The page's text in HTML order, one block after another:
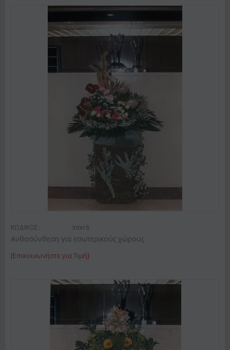
ΚΩΔΙΚΟΣ: Inter8
Ανθοσύνθεση για εσωτερικούς χώρους
[Επικοινωνήστε για Τιμή]